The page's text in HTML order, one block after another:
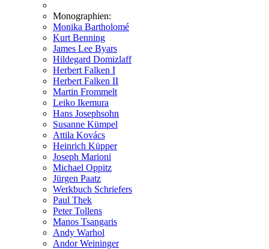
Monographien:
Monika Bartholomé
Kurt Benning
James Lee Byars
Hildegard Domizlaff
Herbert Falken I
Herbert Falken II
Martin Frommelt
Leiko Ikemura
Hans Josephsohn
Susanne Kümpel
Attila Kovács
Heinrich Küpper
Joseph Marioni
Michael Oppitz
Jürgen Paatz
Werkbuch Schriefers
Paul Thek
Peter Tollens
Manos Tsangaris
Andy Warhol
Andor Weininger